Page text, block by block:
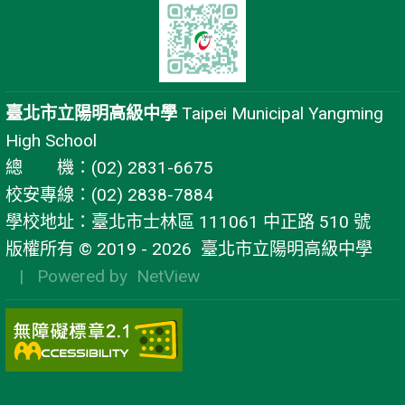
臺北市立陽明高級中學 Taipei Municipal Yangming
High School
總 機：(02) 2831-6675
校安專線：(02) 2838-7884
學校地址：臺北市士林區 111061 中正路 510 號
版權所有 © 2019 - 2026 臺北市立陽明高級中學
| Powered by NetView